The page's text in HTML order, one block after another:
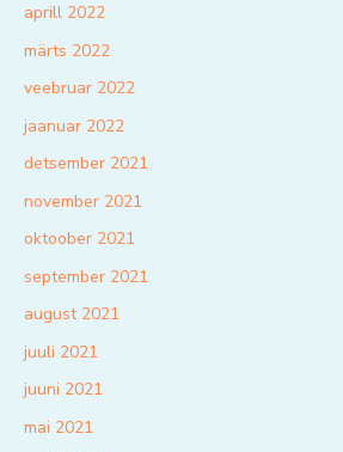
aprill 2022
märts 2022
veebruar 2022
jaanuar 2022
detsember 2021
november 2021
oktoober 2021
september 2021
august 2021
juuli 2021
juuni 2021
mai 2021